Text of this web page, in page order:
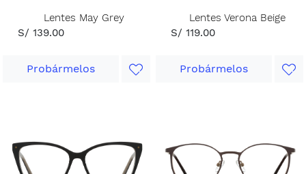
Lentes May Grey
S/ 139.00
Probármelos
Lentes Verona Beige
S/ 119.00
Probármelos